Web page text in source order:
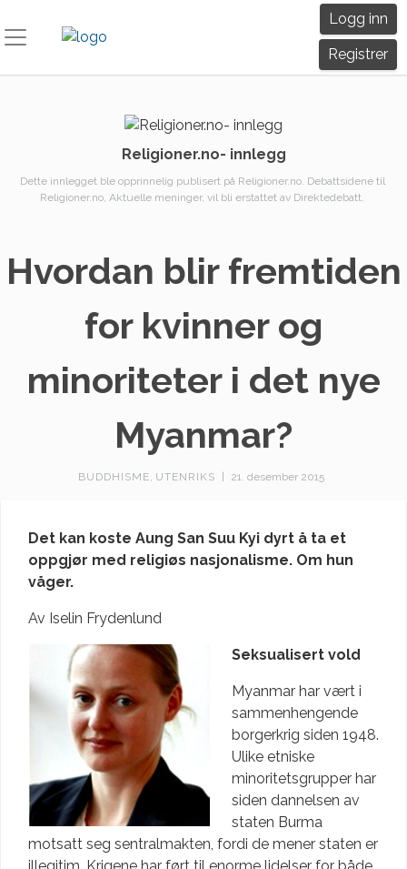
to
Logg inn
Registrer
Religioner.no- innlegg
Dette innlegget ble opprinnelig publisert på Religioner.no. Debattsidene til
Religioner.no, Aktuelle meninger, vil bli erstattet av Direktedebatt.
Hvordan blir fremtiden
for kvinner og
minoriteter i det nye
Myanmar?
BUDDHISME, UTENRIKS | 21. desember 2015
Det kan koste Aung San Suu Kyi dyrt å ta et
oppgjør med religiøs nasjonalisme. Om hun
våger.
Av Iselin Frydenlund
Seksualisert vold
Myanmar har vært i
sammenhengende
borgerkrig siden 1948.
Ulike etniske
minoritetsgrupper har
siden dannelsen av
staten Burma
motsatt seg sentralmakten, fordi de mener staten er